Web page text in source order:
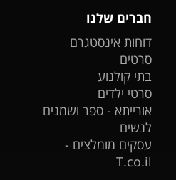
חברים שלנו
דוחות אינסטגרם
סרטים
בתי קולנוע
סרטי ילדים
אורייתא - ספר ושמנים
לנשים
עסקים מומלצים -
T.co.il